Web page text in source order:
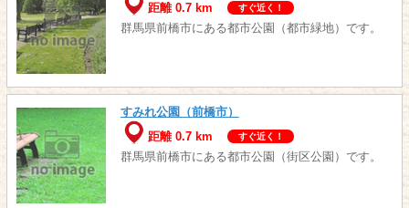
距離 0.7 km
すぐ近く！
群馬県前橋市にある都市公園（都市緑地）です。
すみれ公園（前橋市）
距離 0.7 km
すぐ近く！
群馬県前橋市にある都市公園（街区公園）です。